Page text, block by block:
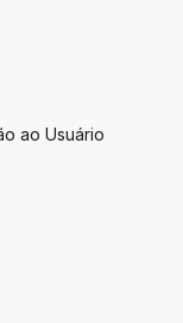
ao Usuário